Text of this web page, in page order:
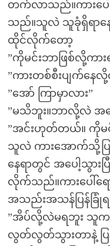
တက်လာသည်။ကားပေ
သည်။သူလဲ သူခုံရှိရာန
ထိုင်လိုက်တော့
”ကိုမင်းဘာဖြစ်လို့ကာ
”ကားတစ်စီးပျက်နေ
”အော် ကြာမှာလား”
”မသိဘူး။ဘာလို့လဲ အပ
”အင်းဟုတ်တယ်။ ကိုမ
သူလဲ ကားအောက်သို့ပ
နေရာတွင် အပေါ့သွား
လိုက်သည်။ကားပေါ်ရ
အသည်းအသန်ပြန်ခြုံရ
”အိပ်လို့လဲမရဘူး သူက
လွတ်လွတ်သွားတာနဲ့ ပြ